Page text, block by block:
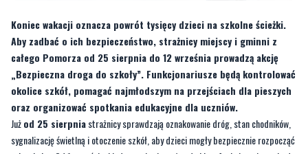
Koniec wakacji oznacza powrót tysięcy dzieci na szkolne ścieżki.
Aby zadbać o ich bezpieczeństwo, strażnicy miejscy i gminni z
całego Pomorza od 25 sierpnia do 12 września prowadzą akcję
„Bezpieczna droga do szkoły”. Funkcjonariusze będą kontrolować
okolice szkół, pomagać najmłodszym na przejściach dla pieszych
oraz organizować spotkania edukacyjne dla uczniów.
Jużod 25 sierpniastrażnicy sprawdzają oznakowanie dróg, stan chodników,
sygnalizację świetlną i otoczenie szkół, aby dzieci mogły bezpiecznie rozpocząć